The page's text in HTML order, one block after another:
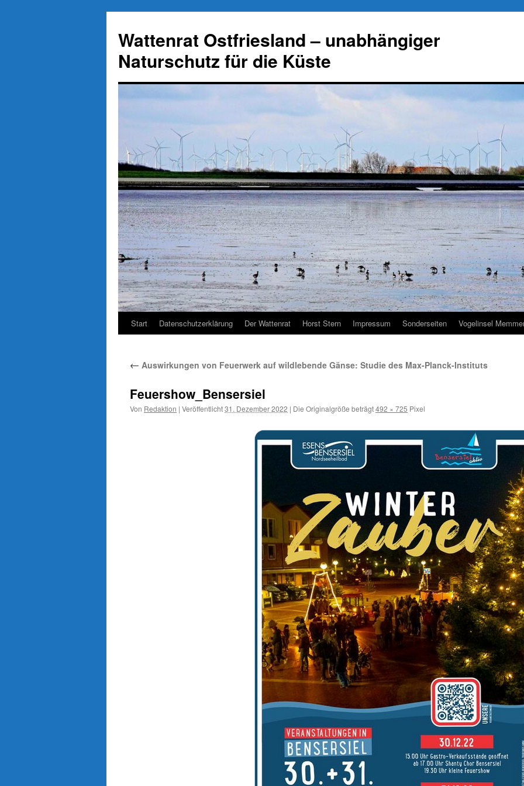
springen
Wattenrat Ostfriesland – unabhängiger
Naturschutz für die Küste
Start Datenschutzerklärung Der Wattenrat Horst Stern Impressum Sonderseiten Vogelinsel
← Auswirkungen von Feuerwerk auf wildlebende Gänse: Studie des Max-Planck-Instituts
Feuershow_Bensersiel
Von Redaktion | Veröffentlicht31. Dezember 2022 | Die Originalgröße beträgt492 × 725 Pixel